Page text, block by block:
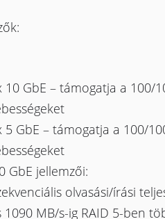
10 GbE – támogatja a 100/
5 GbE – támogatja a 100/
GbE jellemzői:
olvasási/írási
1090 MB/s-ig RAID 5-ben